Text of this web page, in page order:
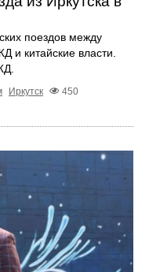
поездов между
и китайские власти.
Иркутск
450